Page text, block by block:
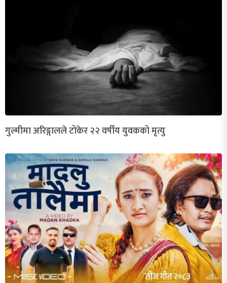
गुल्मीमा अरिङ्गालले टोकेर २२ वर्षीय युवकको मृत्यु